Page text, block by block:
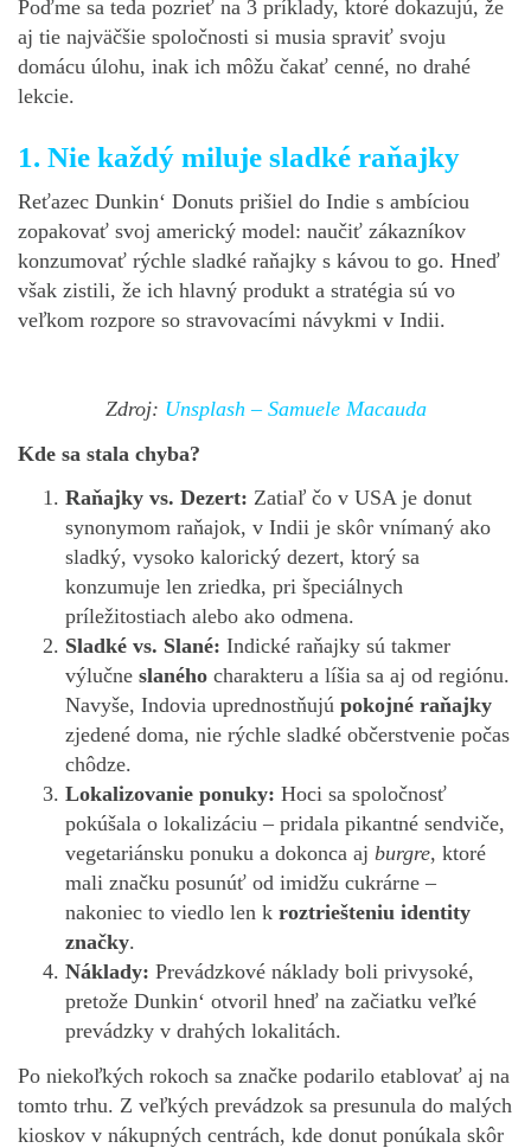
Poďme sa teda pozrieť na 3 príklady, ktoré dokazujú, že
aj tie najväčšie spoločnosti si musia spraviť svoju
domácu úlohu, inak ich môžu čakať cenné, no drahé
lekcie.
1. Nie každý miluje sladké raňajky
Reťazec Dunkin‘ Donuts prišiel do Indie s ambíciou
zopakovať svoj americký model: naučiť zákazníkov
konzumovať rýchle sladké raňajky s kávou to go. Hneď
však zistili, že ich hlavný produkt a stratégia sú vo
veľkom rozpore so stravovacími návykmi v Indii.
Zdroj: Unsplash – Samuele Macauda
Kde sa stala chyba?
Raňajky vs. Dezert: Zatiaľ čo v USA je donut
synonymom raňajok, v Indii je skôr vnímaný ako
sladký, vysoko kalorický dezert, ktorý sa
konzumuje len zriedka, pri špeciálnych
príležitostiach alebo ako odmena.
Sladké vs. Slané: Indické raňajky sú takmer
výlučne slaného charakteru a líšia sa aj od regiónu.
Navyše, Indovia uprednostňujú pokojné raňajky
zjedené doma, nie rýchle sladké občerstvenie počas
chôdze.
Lokalizovanie ponuky: Hoci sa spoločnosť
pokúšala o lokalizáciu – pridala pikantné sendviče,
vegetariánsku ponuku a dokonca aj burgre, ktoré
mali značku posunúť od imidžu cukrárne –
nakoniec to viedlo len k roztriešteniu identity
značky.
Náklady: Prevádzkové náklady boli privysoké,
pretože Dunkin‘ otvoril hneď na začiatku veľké
prevádzky v drahých lokalitách.
Po niekoľkých rokoch sa značke podarilo etablovať aj na
tomto trhu. Z veľkých prevádzok sa presunula do malých
kioskov v nákupných centrách, kde donut ponúkala skôr